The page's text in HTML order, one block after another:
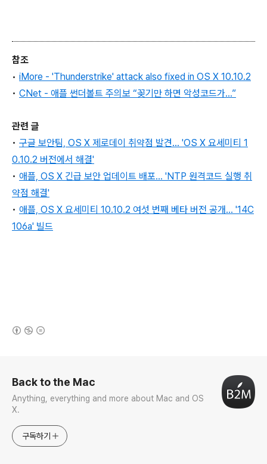
참조
• iMore - 'Thunderstrike' attack also fixed in OS X 10.10.2
• CNet - 애플 썬더볼트 주의보 “꽂기만 하면 악성코드가…”
관련 글
• 구글 보안팀, OS X 제로데이 취약점 발견... 'OS X 요세미티 1
0.10.2 버전에서 해결'
• 애플, OS X 긴급 보안 업데이트 배포... 'NTP 원격코드 실행 취
약점 해결'
• 애플, OS X 요세미티 10.10.2 여섯 번째 베타 버전 공개... '14C
106a' 빌드
Back to the Mac
Anything, everything and more about Mac and OS
X.
구독하기